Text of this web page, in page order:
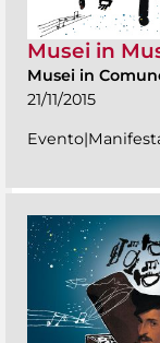
Musei in
Musei in
21/11/2015